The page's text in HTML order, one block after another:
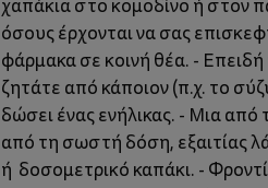
χαπάκια στο κομοδίνο ή στον
όσους έρχονται να σας
φάρμακα σε κοινή θέα. -
ζητάτε από κάποιον (π.χ. το
δώσει ένας ενήλικας. - Μια από
από τη σωστή δόση, εξαιτίας
ή δοσομετρικό καπάκι. -